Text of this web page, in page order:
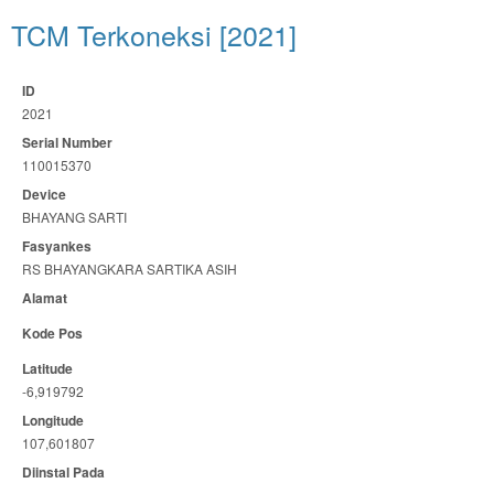
TCM Terkoneksi [2021]
ID
2021
Serial Number
110015370
Device
BHAYANG SARTI
Fasyankes
RS BHAYANGKARA SARTIKA ASIH
Alamat
Kode Pos
Latitude
-6,919792
Longitude
107,601807
Diinstal Pada